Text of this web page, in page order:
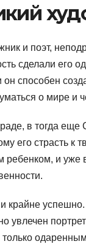
и поэт,
сделали его
способен
о мире и
в тогда
его страсть к
и уже
крайне
увлечен